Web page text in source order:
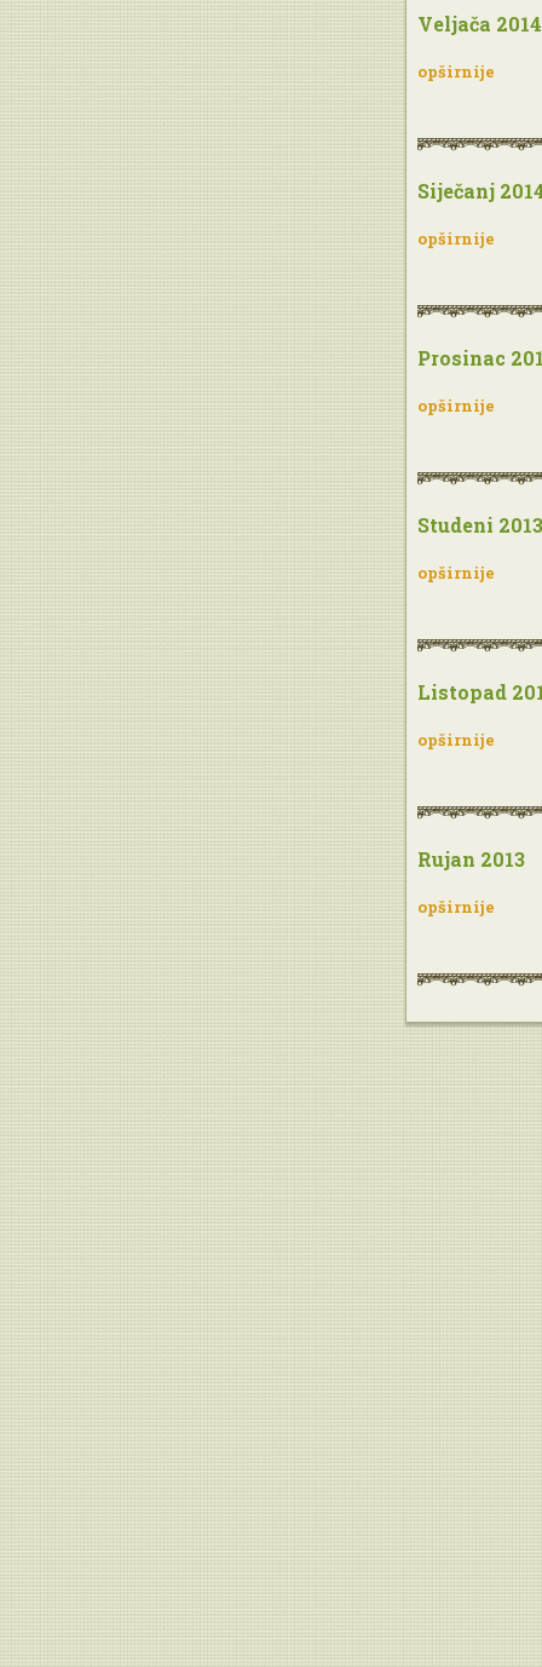
Veljača 2014
opširnije
Siječanj
opširnije
Prosinac
opširnije
Studeni 2013
opširnije
Listopad
opširnije
Rujan 2013
opširnije